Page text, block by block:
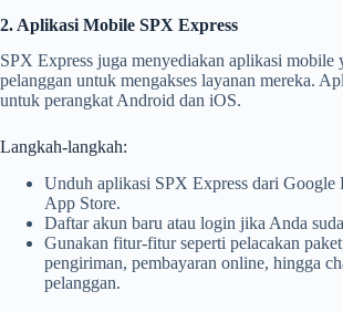
2. Aplikasi Mobile SPX Express
SPX Express juga menyediakan aplikasi mobile
pelanggan untuk mengakses layanan mereka.
untuk perangkat Android dan iOS.
Langkah-langkah:
Unduh aplikasi SPX Express dari Google
App Store.
Daftar akun baru atau login jika Anda
Gunakan fitur-fitur seperti pelacakan
pengiriman, pembayaran online, hingga
pelanggan.